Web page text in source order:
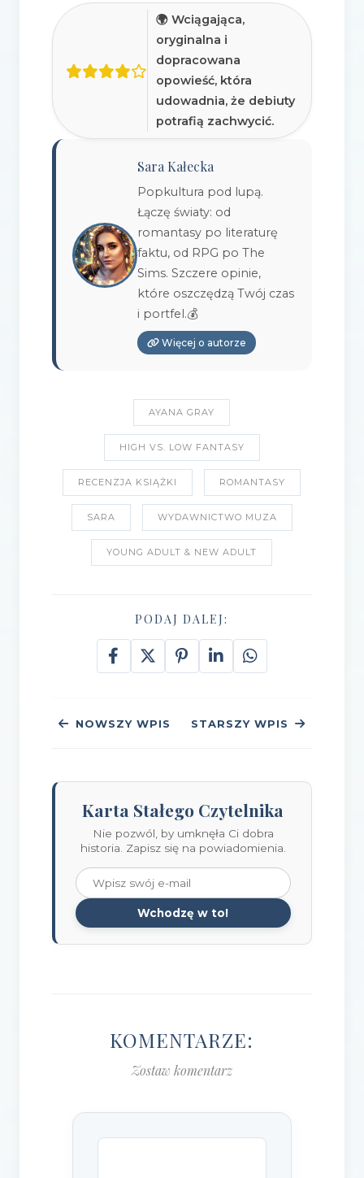
🌍 Wciągająca,
oryginalna i
dopracowana
opowieść, która
udowadnia, że debiuty
potrafią zachwycić.
Sara Kałecka
Popkultura pod lupą.
Łączę światy: od
romantasy po literaturę
faktu, od RPG po The
Sims. Szczere opinie,
które oszczędzą Twój czas
i portfel.💰
Więcej o autorze
AYANA GRAY
HIGH VS. LOW FANTASY
RECENZJA KSIĄŻKI ROMANTASY
SARA WYDAWNICTWO MUZA
YOUNG ADULT & NEW ADULT
PODAJ DALEJ:
NOWSZY WPIS STARSZY WPIS
Karta Stałego Czytelnika
Nie pozwól, by umknęła Ci dobra
historia. Zapisz się na powiadomienia.
Wchodzę w to!
KOMENTARZE:
Zostaw komentarz